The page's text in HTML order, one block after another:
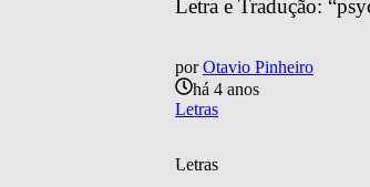
Letra e Tradução:
por Otavio Pinheiro
há 4 anos
Letras
Letras